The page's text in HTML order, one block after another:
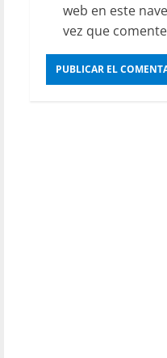
web en este
vez que